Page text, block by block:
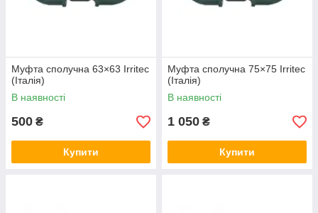
Муфта сполучна 63×63 Irritec
(Італія)
В наявності
500 ₴
Купити
Муфта сполучна 75×75 Irritec
(Італія)
В наявності
1 050 ₴
Купити